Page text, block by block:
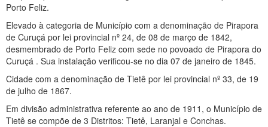
Porto Feliz.
Elevado à categoria de Município com a denominação de Pirapora
de Curuçá por lei provincial nº 24, de 08 de março de 1842,
desmembrado de Porto Feliz com sede no povoado de Pirapora do
Curuçá . Sua instalação verificou-se no dia 07 de janeiro de 1845.
Cidade com a denominação de Tietê por lei provincial nº 33, de 19
de julho de 1867.
Em divisão administrativa referente ao ano de 1911, o Município de
Tietê se compõe de 3 Distritos: Tietê, Laranjal e Conchas.